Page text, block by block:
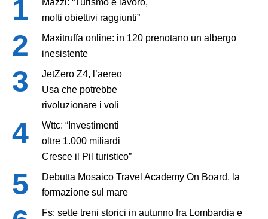
molti obiettivi raggiunti”
Maxitruffa online: in 120 prenotano un albergo
inesistente
JetZero Z4, l’aereo
Usa che potrebbe
rivoluzionare i voli
Wttc: “Investimenti
oltre 1.000 miliardi
Cresce il Pil turistico”
Debutta Mosaico Travel Academy On Board, la
formazione sul mare
Fs: sette treni storici in autunno fra Lombardia e